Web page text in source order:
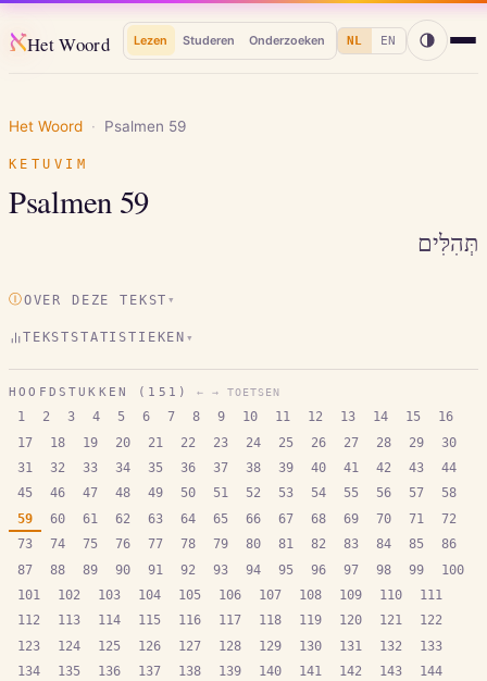
אHet Woord Lezen Studeren Onderzoeken NL EN
Het Woord · Psalmen 59
KETUVIM
Psalmen 59
תְּהִלִּים
ⒾOVER DEZE TEKST ▾
TEKSTSTATISTIEKEN ▾
HOOFDSTUKKEN ( 151 ) ← → TOETSEN
1 2 3 4 5 6 7 8 9 10 11 12 13 14 15
16
17
18 19 20 21 22 23 24 25 26 27 28 29
30
31
32 33 34 35 36 37 38 39 40 41 42 43
44
45
46 47 48 49 50 51 52 53 54 55 56 57
58
59
60 61 62 63 64 65 66 67 68 69 70 71
72
73
74 75 76 77 78 79 80 81 82 83 84 85
86
87
88 89 90 91 92 93 94 95 96 97 98 99
100
101
102 103 104 105 106 107 108 109 110
111
112
113 114 115 116 117 118 119 120 121
122
123
124 125 126 127 128 129 130 131 132
133
134
135 136 137 138 139 140 141 142 143
144